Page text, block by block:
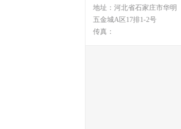
地址：河北省石家庄市华明
五金城A区17排1-2号
传真：